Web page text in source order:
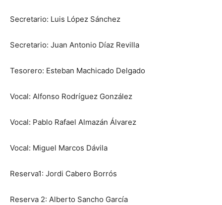
Secretario: Luis López Sánchez
Secretario: Juan Antonio Díaz Revilla
Tesorero: Esteban Machicado Delgado
Vocal: Alfonso Rodríguez González
Vocal: Pablo Rafael Almazán Álvarez
Vocal: Miguel Marcos Dávila
Reserva1: Jordi Cabero Borrós
Reserva 2: Alberto Sancho García